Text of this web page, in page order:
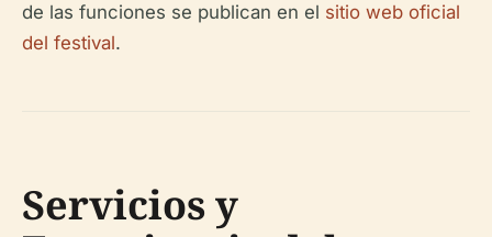
de las funciones se publican en el sitio web oficial
del festival.
Servicios y